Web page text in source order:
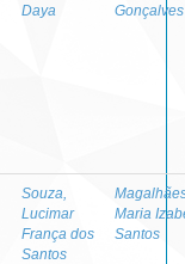
Daya
Gonçalves
Souza,
Lucimar
França dos
Santos
Maria
Santos